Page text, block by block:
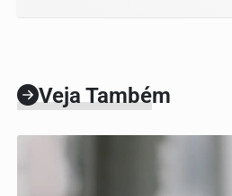
Veja Também